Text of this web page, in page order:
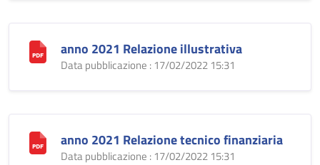
anno 2021 Relazione illustrativa
Data pubblicazione : 17/02/2022 15:31
anno 2021 Relazione tecnico finanziaria
Data pubblicazione : 17/02/2022 15:31